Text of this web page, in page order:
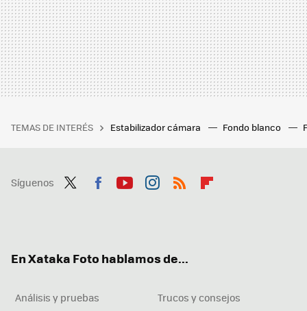
TEMAS DE INTERÉS Estabilizador cámara Fondo blanco
Síguenos
En Xataka Foto hablamos de...
Análisis y pruebas
Trucos y consejos